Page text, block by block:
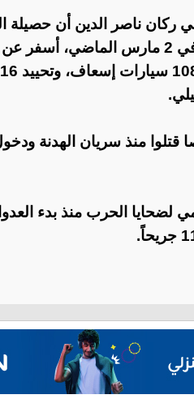
ركان ناصر الدين أن حصيلة
الإسرائيلي على لبنان منذ بدايته في 2 مارس
الدين أن 380 شخصا قتلوا منذ سريان
لضحايا الحرب منذ بدء